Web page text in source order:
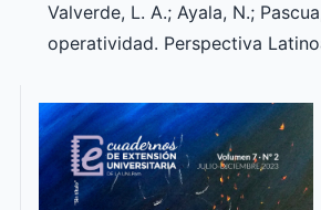
Valverde, L. A.; Ayala, N.;
operatividad. Perspectiva